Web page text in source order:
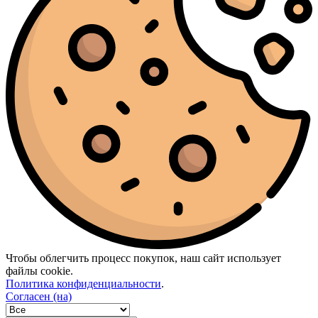
Moschino
Nasomatto
(2)
Nina Ricci (1)
Nishane
(2)
Orlov Paris (2)
Ormonde Jayne
Orto Parisi
Paco Rabanne
(12)
(16)
(2)
Penhaligon’s
(3)
Ralph Lauren
Rasasi
Rave (1)
RicHarD Maison De Parfum
(1)
Roja Parfums (5)
Sol De Janeiro
Sospiro (5)
Stefano Ricci
Tauer Perfumes (1)
The Beautiful Mind Series
Чтобы облегчить процесс покупок, наш сайт использует
файлы cookie.
Политика конфиденциальности.
Согласен (на)